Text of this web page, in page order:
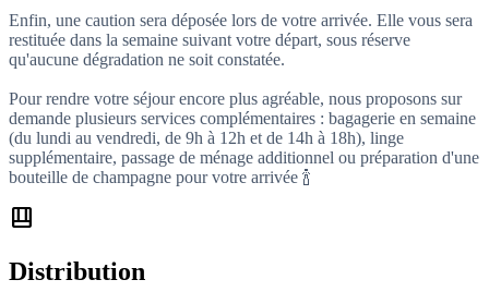
Enfin, une caution sera déposée lors de votre arrivée. Elle vous sera
restituée dans la semaine suivant votre départ, sous réserve
qu'aucune dégradation ne soit constatée.
Pour rendre votre séjour encore plus agréable, nous proposons sur
demande plusieurs services complémentaires : bagagerie en semaine
(du lundi au vendredi, de 9h à 12h et de 14h à 18h), linge
supplémentaire, passage de ménage additionnel ou préparation d'une
bouteille de champagne pour votre arrivée 🍾
shelf_position
Distribution